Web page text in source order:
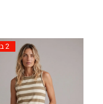
2 ב-250 ₪